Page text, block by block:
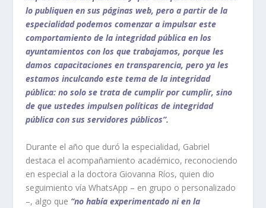
lo publiquen en sus páginas web, pero a partir de la
especialidad podemos comenzar a impulsar este
comportamiento de la integridad pública en los
ayuntamientos con los que trabajamos, porque les
damos capacitaciones en transparencia, pero ya les
estamos inculcando este tema de la integridad
pública: no solo se trata de cumplir por cumplir, sino
de que ustedes impulsen políticas de integridad
pública con sus servidores públicos”.
Durante el año que duró la especialidad, Gabriel
destaca el acompañamiento académico, reconociendo
en especial a la doctora Giovanna Ríos, quien dio
seguimiento vía WhatsApp – en grupo o personalizado
–, algo que “no había experimentado ni en la